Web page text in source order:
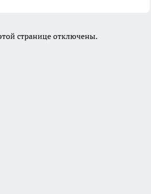
странице отключены.